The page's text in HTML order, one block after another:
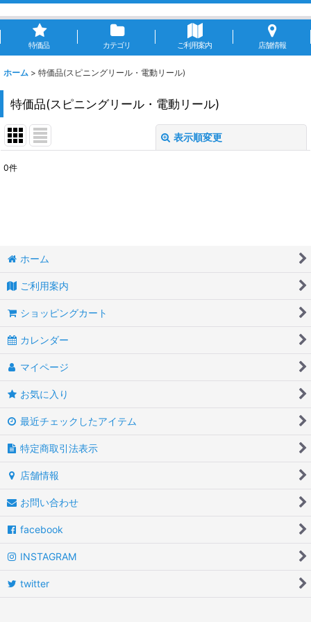
特価品 カテゴリ ご利用案内 店舗情報
ホーム > 特価品(スピニングリール・電動リール)
特価品(スピニングリール・電動リール)
表示順変更
0件
ホーム
ご利用案内
ショッピングカート
カレンダー
マイページ
お気に入り
最近チェックしたアイテム
特定商取引法表示
店舗情報
お問い合わせ
facebook
INSTAGRAM
twitter